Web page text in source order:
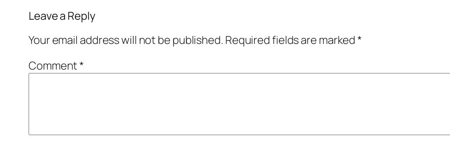
Leave a Reply
Your email address will not be published. Required fields are marked*
Comment*